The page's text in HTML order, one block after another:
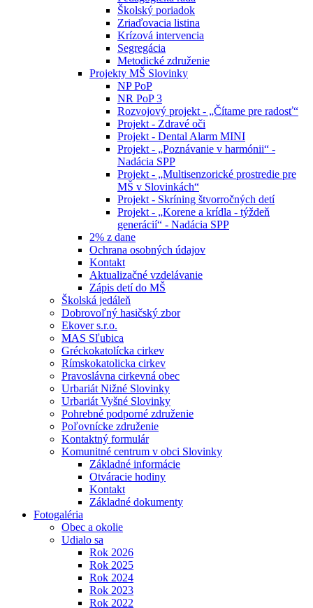
Školský poriadok
Zriaďovacia listina
Krízová intervencia
Segregácia
Metodické združenie
Projekty MŠ Slovinky
NP PoP
NR PoP 3
Rozvojový projekt - „Čítame pre radosť“
Projekt - Zdravé oči
Projekt - Dental Alarm MINI
Projekt - „Poznávanie v harmónii“ -
Nadácia SPP
Projekt - „Multisenzorické prostredie pre
MŠ v Slovinkách“
Projekt - Skríning štvorročných detí
Projekt - „Korene a krídla - týždeň
generácií“ - Nadácia SPP
2% z dane
Ochrana osobných údajov
Kontakt
Aktualizačné vzdelávanie
Zápis detí do MŠ
Školská jedáleň
Dobrovoľný hasičský zbor
Ekover s.r.o.
MAS Sľubica
Gréckokatolícka cirkev
Rímskokatolicka cirkev
Pravoslávna cirkevná obec
Urbariát Nižné Slovinky
Urbariát Vyšné Slovinky
Pohrebné podporné združenie
Poľovnícke združenie
Kontaktný formulár
Komunitné centrum v obci Slovinky
Základné informácie
Otváracie hodiny
Kontakt
Základné dokumenty
Fotogaléria
Obec a okolie
Udialo sa
Rok 2026
Rok 2025
Rok 2024
Rok 2023
Rok 2022